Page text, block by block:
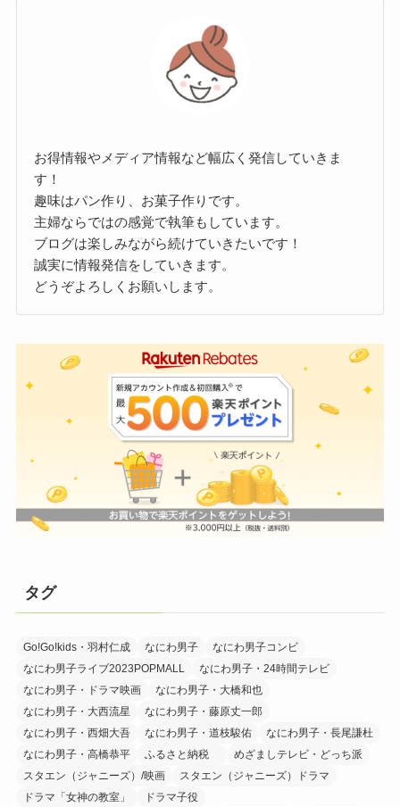
お得情報やメディア情報など幅広く発信していきま
す！
趣味はパン作り、お菓子作りです。
主婦ならではの感覚で執筆もしています。
ブログは楽しみながら続けていきたいです！
誠実に情報発信をしていきます。
どうぞよろしくお願いします。
タグ
Go!Go!kids・羽村仁成 なにわ男子
なにわ男子コンビ
なにわ男子ライブ2023POPMALL
なにわ男子・24時間テレビ
なにわ男子・ドラマ映画
なにわ男子・大橋和也
なにわ男子・大西流星
なにわ男子・藤原丈一郎
なにわ男子・西畑大吾
なにわ男子・道枝駿佑
なにわ男子・長尾謙杜
なにわ男子・高橋恭平
ふるさと納税
めざましテレビ・どっち派
スタエン（ジャニーズ）/映画
スタエン（ジャニーズ）ドラマ
ドラマ「女神の教室」
ドラマ子役